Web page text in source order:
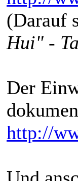
(Darauf
Hui" -
Der
http://